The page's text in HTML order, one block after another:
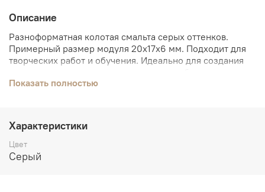
Описание
Разноформатная колотая смальта серых оттенков.
Примерный размер модуля 20х17х6 мм. Подходит для
творческих работ и обучения. Идеально для создания
проектов.
для клея, пинцет,мастихин,
под мозаику
При выборе смальты по фотографии, помните, что цвет
Показать полностью
Характеристики
Цвет
Серый